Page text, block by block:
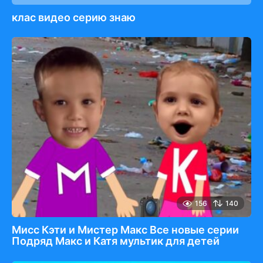
клас видео серию знаю
156 140
Мисс Кэти и Мистер Макс Все новые серии
Подряд Макс и Катя мультик для детей